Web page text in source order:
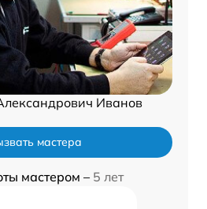
Иванов
мастера
мастером – 5 лет